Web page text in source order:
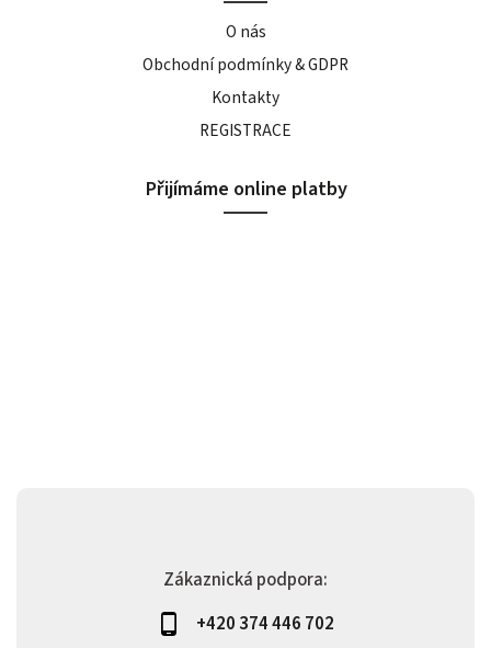
Zákaznická podpora:
+420 374 446 702
O nás
Obchodní podmínky & GDPR
Kontakty
REGISTRACE
Přijímáme online platby